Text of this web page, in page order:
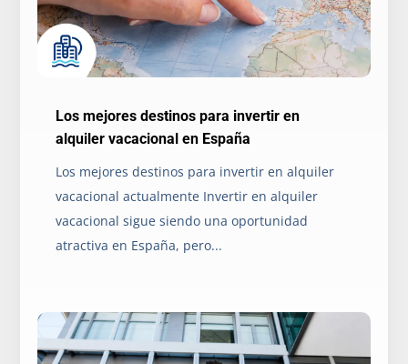
Los mejores destinos para invertir en
alquiler vacacional en España
Los mejores destinos para invertir en alquiler
vacacional actualmente Invertir en alquiler
vacacional sigue siendo una oportunidad
atractiva en España, pero...